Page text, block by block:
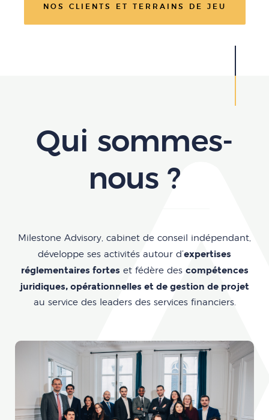
NOS CLIENTS ET TERRAINS DE JEU
Qui sommes-
nous ?
Milestone Advisory, cabinet de conseil indépendant,
développe ses activités autour d’expertises
réglementaires fortes et fédère des compétences
juridiques, opérationnelles et de gestion de projet
au service des leaders des services financiers.